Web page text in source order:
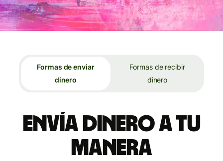
Formas de enviar
dinero
Formas de recibir
dinero
Envía dinero a tu
manera